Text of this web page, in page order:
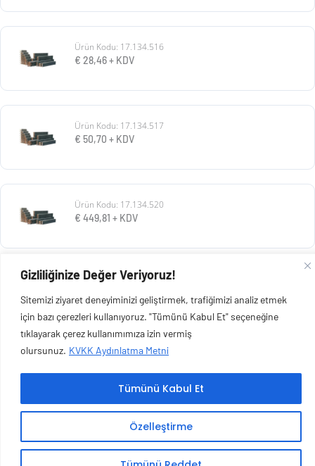
Gizliliğinize Değer Veriyoruz!
Sitemizi ziyaret deneyiminizi geliştirmek, trafiğimizi analiz etmek
için bazı çerezleri kullanıyoruz. "Tümünü Kabul Et" seçeneğine
tıklayarak çerez kullanımımıza izin vermiş
olursunuz. KVKK Aydınlatma Metni
Özelleştirme
Tümünü Kabul Et
Ürün Kodu: 17.134.516
€ 28,46+ KDV
Ürün Kodu: 17.134.517
€ 50,70 + KDV
Ürün Kodu: 17.134.520
€ 449,81 + KDV
Ürün Kodu: 17.134.525
€192,11+ KDV
Copyright © 2026 Esen Isıtma Soğutma İnşaat Ltd Şti | Tüm Hakları Saklıdır.